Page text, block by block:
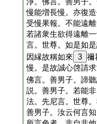
慢能増長慢。亦復
受慢果報。不能遠
若諸衆生欲得遠離
言。世尊。如是如
因縁故稱如來 3 禰
慢。是故誠心啓請
佛言。善男子。諦
説。善男子。若能
法。先尼言。世尊
善男子。汝云何言